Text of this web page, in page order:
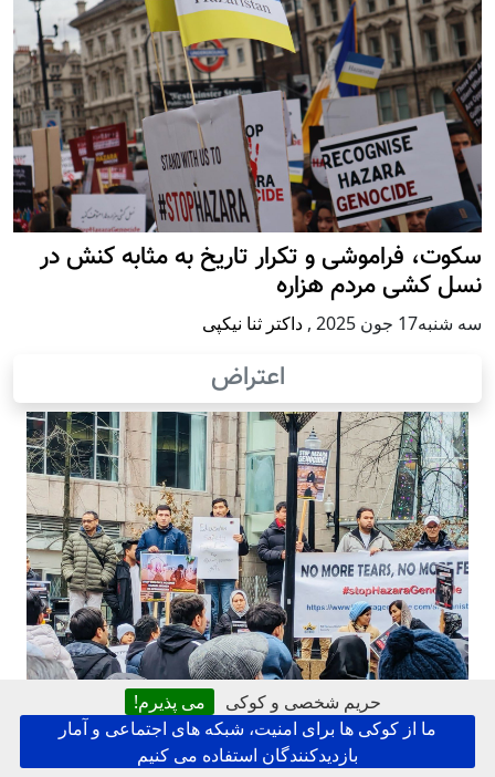
حریم شخصی و کوکی
می پذیرم!
ما از کوکی ها برای امنیت، شبکه های اجتماعی و آمار
بازدیدکنندگان استفاده می کنیم
سکوت، فراموشی و تکرار تاريخ به مثابه کنش در
نسل کشی مردم هزاره
سه شنبه17 جون 2025 , داکتر ثنا نیکپی
اعتراض